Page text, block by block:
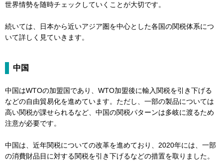
世界情勢を随時チェックしていくことが大切です。
続いては、日本から近いアジア圏を中心とした各国の関税体系につ
いて詳しく見ていきます。
中国
中国はWTOの加盟国であり、WTO加盟後に輸入関税を引き下げる
などの自由貿易化を進めています。ただし、一部の製品については
高い関税が課せられるなど、中国の関税パターンは多岐に渡るため
注意が必要です。
中国は、近年関税についての改革を進めており、2020年には、一部
の消費財品目に対する関税を引き下げるなどの措置を取りました。